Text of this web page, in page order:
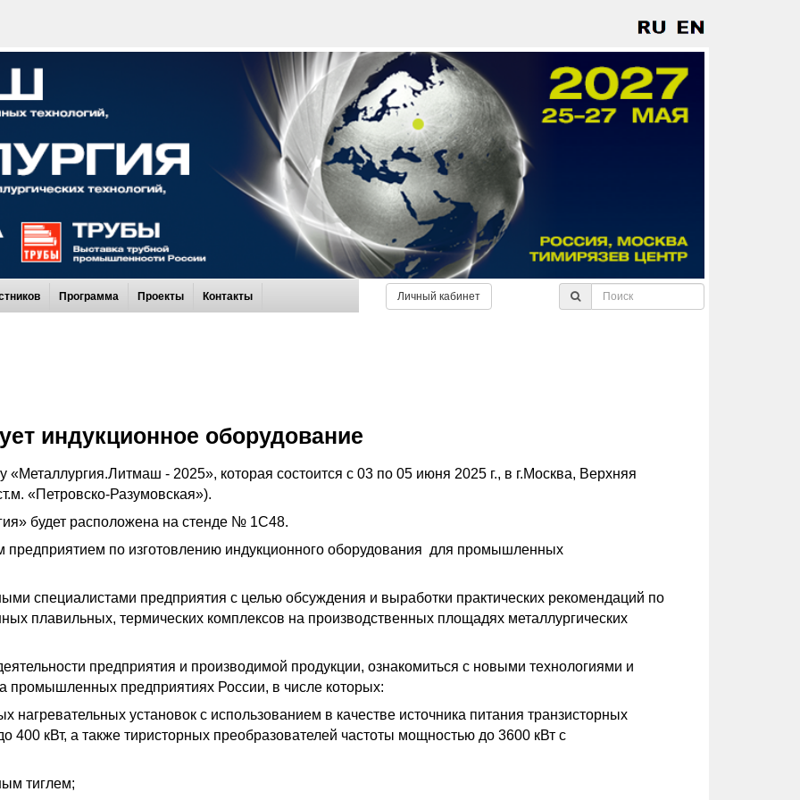
Программа Проекты Контакты Личный кабинет
индукционное оборудование
- 2025», которая состоится с 03 по 05 июня 2025 г., в г.Москва, Верхняя
«Петровско-Разумовская»).
будет расположена на стенде № 1С48.
предприятием по изготовлению индукционного оборудования для промышленных
специалистами предприятия с целью обсуждения и выработки практических рекомендаций по
плавильных, термических комплексов на производственных площадях металлургических
предприятия и производимой продукции, ознакомиться с новыми технологиями и
предприятиях России, в числе которых:
установок с использованием в качестве источника питания транзисторных
400 кВт, а также тиристорных преобразователей частоты мощностью до 3600 кВт с
тиглем;